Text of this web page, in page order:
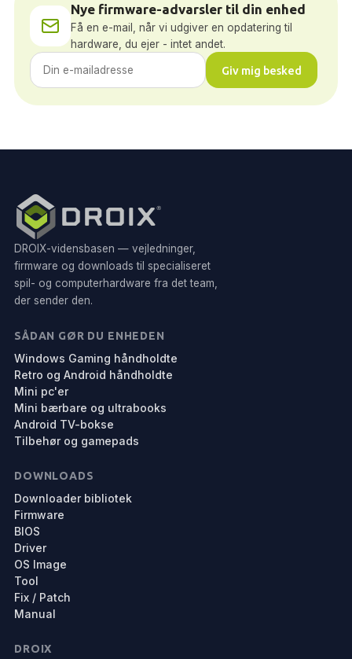
Nye firmware-advarsler til din enhed
Få en e-mail, når vi udgiver en opdatering til
hardware, du ejer - intet andet.
Giv mig besked
DROIX-vidensbasen — vejledninger,
firmware og downloads til specialiseret
spil- og computerhardware fra det team,
der sender den.
SÅDAN GØR DU ENHEDEN
Windows Gaming håndholdte
Retro og Android håndholdte
Mini pc'er
Mini bærbare og ultrabooks
Android TV-bokse
Tilbehør og gamepads
DOWNLOADS
Downloader bibliotek
Firmware
BIOS
Driver
OS Image
Tool
Fix / Patch
Manual
DROIX